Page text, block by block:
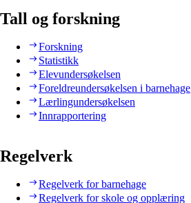
Tall og forskning
Forskning
Statistikk
Elevundersøkelsen
Foreldreundersøkelsen i barnehage
Lærlingundersøkelsen
Innrapportering
Regelverk
Regelverk for barnehage
Regelverk for skole og opplæring